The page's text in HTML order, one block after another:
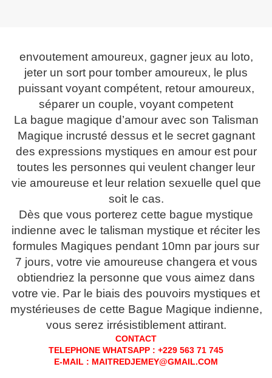
envoutement amoureux, gagner jeux au loto,
jeter un sort pour tomber amoureux, le plus
puissant voyant compétent, retour amoureux,
séparer un couple, voyant competent
La bague magique d’amour avec son Talisman
Magique incrusté dessus et le secret gagnant
des expressions mystiques en amour est pour
toutes les personnes qui veulent changer leur
vie amoureuse et leur relation sexuelle quel que
soit le cas.
Dès que vous porterez cette bague mystique
indienne avec le talisman mystique et réciter les
formules Magiques pendant 10mn par jours sur
7 jours, votre vie amoureuse changera et vous
obtiendriez la personne que vous aimez dans
votre vie. Par le biais des pouvoirs mystiques et
mystérieuses de cette Bague Magique indienne,
vous serez irrésistiblement attirant.
CONTACT
TELEPHONE WHATSAPP : +229 563 71 745
E-MAIL : MAITREDJEMEY@GMAIL.COM